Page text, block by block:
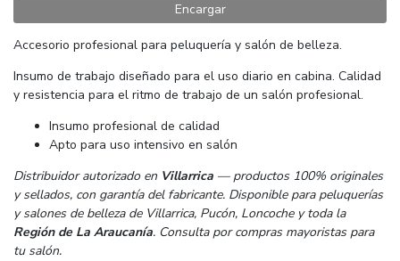
Encargar
Accesorio profesional para peluquería y salón de belleza.
Insumo de trabajo diseñado para el uso diario en cabina. Calidad
y resistencia para el ritmo de trabajo de un salón profesional.
Insumo profesional de calidad
Apto para uso intensivo en salón
Distribuidor autorizado en Villarrica — productos 100% originales
y sellados, con garantía del fabricante. Disponible para peluquerías
y salones de belleza de Villarrica, Pucón, Loncoche y toda la
Región de La Araucanía. Consulta por compras mayoristas para
tu salón.